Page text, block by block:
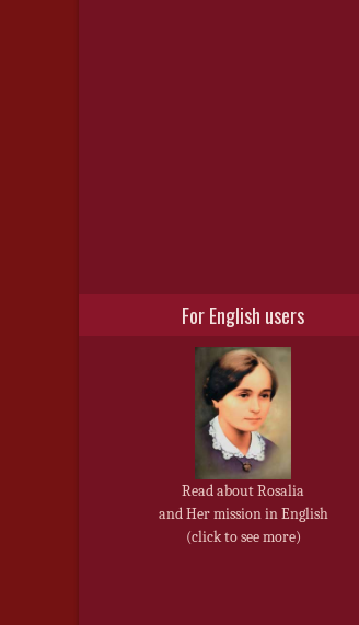
For English users
Read about Rosalia
and Her mission in English
(click to see more)